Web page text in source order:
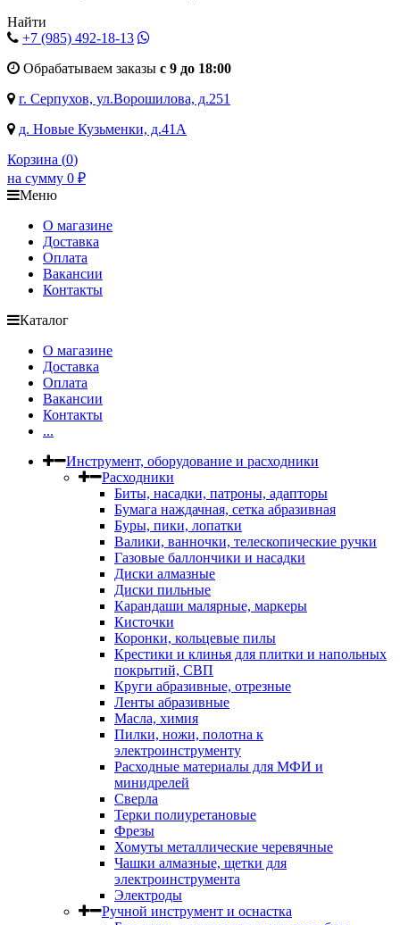
Найти
+7 (985) 492-18-13
Обрабатываем заказы с 9 до 18:00
г. Серпухов, ул.Ворошилова, д.251
д. Новые Кузьменки, д.41А
Корзина (0)
на сумму 0 ₽
Меню
О магазине
Доставка
Оплата
Вакансии
Контакты
Каталог
О магазине
Доставка
Оплата
Вакансии
Контакты
...
Инструмент, оборудование и расходники
Расходники
Биты, насадки, патроны, адапторы
Бумага наждачная, сетка абразивная
Буры, пики, лопатки
Валики, ванночки, телескопические ручки
Газовые баллончики и насадки
Диски алмазные
Диски пильные
Карандаши малярные, маркеры
Кисточки
Коронки, кольцевые пилы
Крестики и клинья для плитки и напольных
покрытий, СВП
Круги абразивные, отрезные
Ленты абразивные
Масла, химия
Пилки, ножи, полотна к
электроинструменту
Расходные материалы для МФИ и
минидрелей
Сверла
Терки полиуретановые
Фрезы
Хомуты металлические черевячные
Чашки алмазные, щетки для
электроинструмента
Электроды
Ручной инструмент и оснастка